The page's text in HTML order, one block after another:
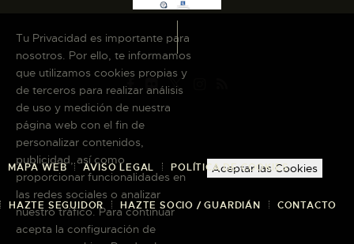
MAPA WEB AVISO LEGAL POLÍTICA DE COOKIES
HAZTE SEGUIDOR HAZTE SOCIO / GUARDIÁN CONTACTO
Tu Privacidad es importante para
nosotros. Por ello, te informamos
que utilizamos cookies propias y
de terceros para realizar análisis
de uso y medición de nuestra
página web con el fin de
personalizar contenidos,
publicidad, así como
proporcionar funcionalidades en
las redes sociales o analizar
nuestro tráfico. Para continuar
acepta la configuración de
Aceptar las Cookies